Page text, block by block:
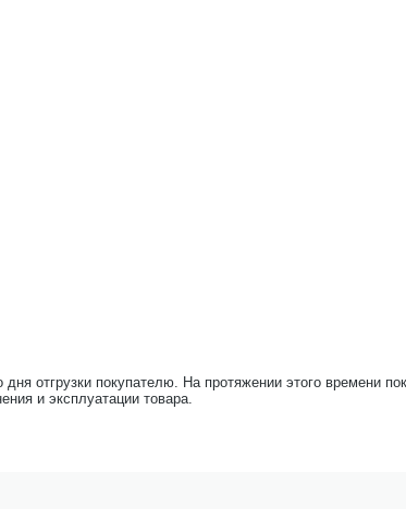
отгрузки покупателю. На протяжении этого времени
и эксплуатации товара.